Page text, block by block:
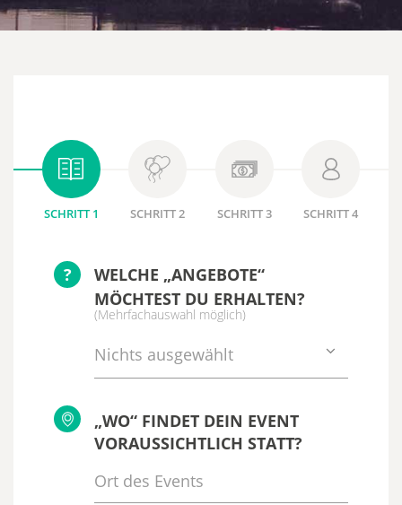
SCHRITT 1 SCHRITT 2 SCHRITT 3 SCHRITT 4
?
WELCHE „ANGEBOTE“
MÖCHTEST DU ERHALTEN?
(Mehrfachauswahl möglich)
Nichts ausgewählt
„WO“ FINDET DEIN EVENT
VORAUSSICHTLICH STATT?